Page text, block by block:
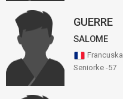
GUERRE
SALOME
Francuska
Seniorke -57